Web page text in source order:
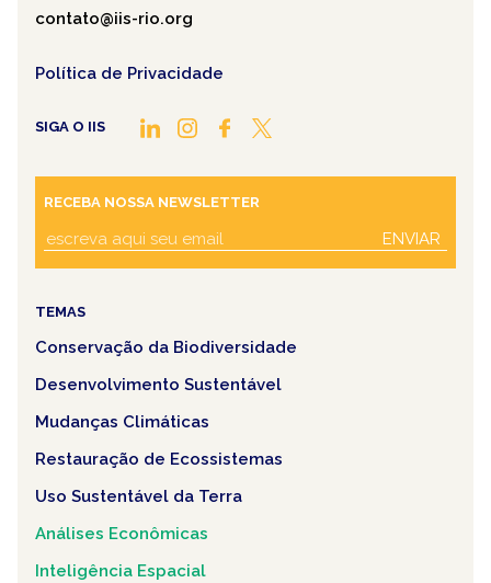
contato@iis-rio.org
Política de Privacidade
SIGA O IIS
RECEBA NOSSA NEWSLETTER
ENVIAR
TEMAS
Conservação da Biodiversidade
Desenvolvimento Sustentável
Mudanças Climáticas
Restauração de Ecossistemas
Uso Sustentável da Terra
Análises Econômicas
Inteligência Espacial